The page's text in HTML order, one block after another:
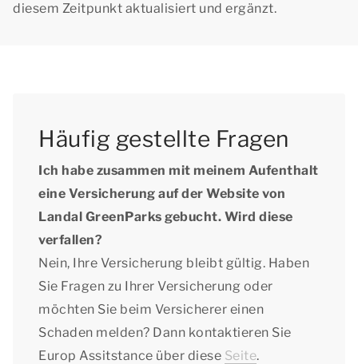
diesem Zeitpunkt aktualisiert und ergänzt.
Häufig gestellte Fragen
Ich habe zusammen mit meinem Aufenthalt
eine Versicherung auf der Website von
Landal GreenParks gebucht. Wird diese
verfallen?
Nein, Ihre Versicherung bleibt gültig. Haben
Sie Fragen zu Ihrer Versicherung oder
möchten Sie beim Versicherer einen
Schaden melden? Dann kontaktieren Sie
Europ Assitstance über diese Seite.